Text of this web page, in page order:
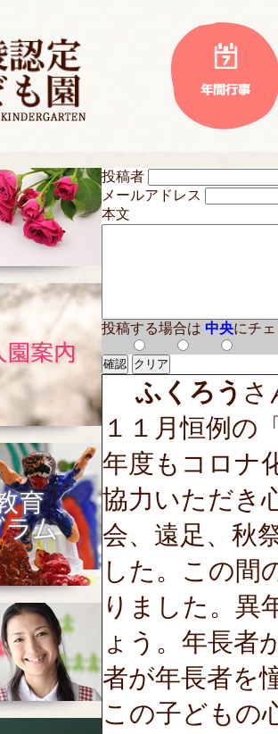
投稿者
メールアドレス
本文
投稿する場合は 中央にチ
ふくろう さ
１１月恒例の
年度もコロナ
協力いただき
会、遠足、秋
した。この間
りました。異
ょう。年長者
者が年長者を
この子どもの